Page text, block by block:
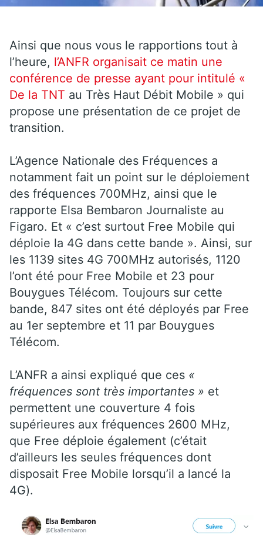
Ainsi que nous vous le rapportions tout à
l’heure, l’ANFR organisait ce matin une
conférence de presse ayant pour intitulé «
De la TNT au Très Haut Débit Mobile » qui
propose une présentation de ce projet de
transition.
L’Agence Nationale des Fréquences a
notamment fait un point sur le déploiement
des fréquences 700MHz, ainsi que le
rapporte Elsa Bembaron Journaliste au
Figaro. Et « c’est surtout Free Mobile qui
déploie la 4G dans cette bande ». Ainsi, sur
les 1139 sites 4G 700MHz autorisés, 1120
l’ont été pour Free Mobile et 23 pour
Bouygues Télécom. Toujours sur cette
bande, 847 sites ont été déployés par Free
au 1er septembre et 11 par Bouygues
Télécom.
L’ANFR a ainsi expliqué que ces «
fréquences sont très importantes » et
permettent une couverture 4 fois
supérieures aux fréquences 2600 MHz,
que Free déploie également (c’était
d’ailleurs les seules fréquences dont
disposait Free Mobile lorsqu’il a lancé la
4G).